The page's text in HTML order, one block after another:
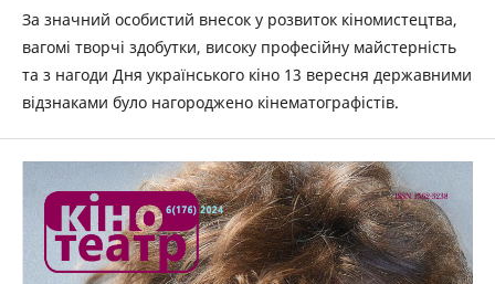
За значний особистий внесок у розвиток кіномистецтва,
вагомі творчі здобутки, високу професійну майстерність
та з нагоди Дня українського кіно 13 вересня державними
відзнаками було нагороджено кінематографістів.